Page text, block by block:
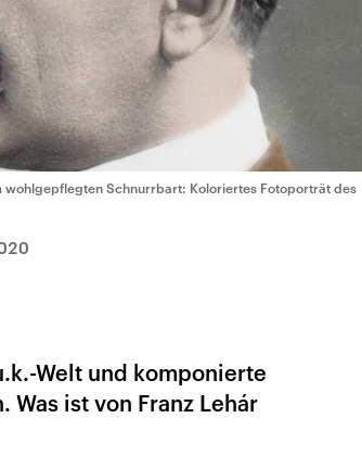
Schnurrbart: Koloriertes Fotoporträt des
Welt und komponierte
ist von Franz Lehár